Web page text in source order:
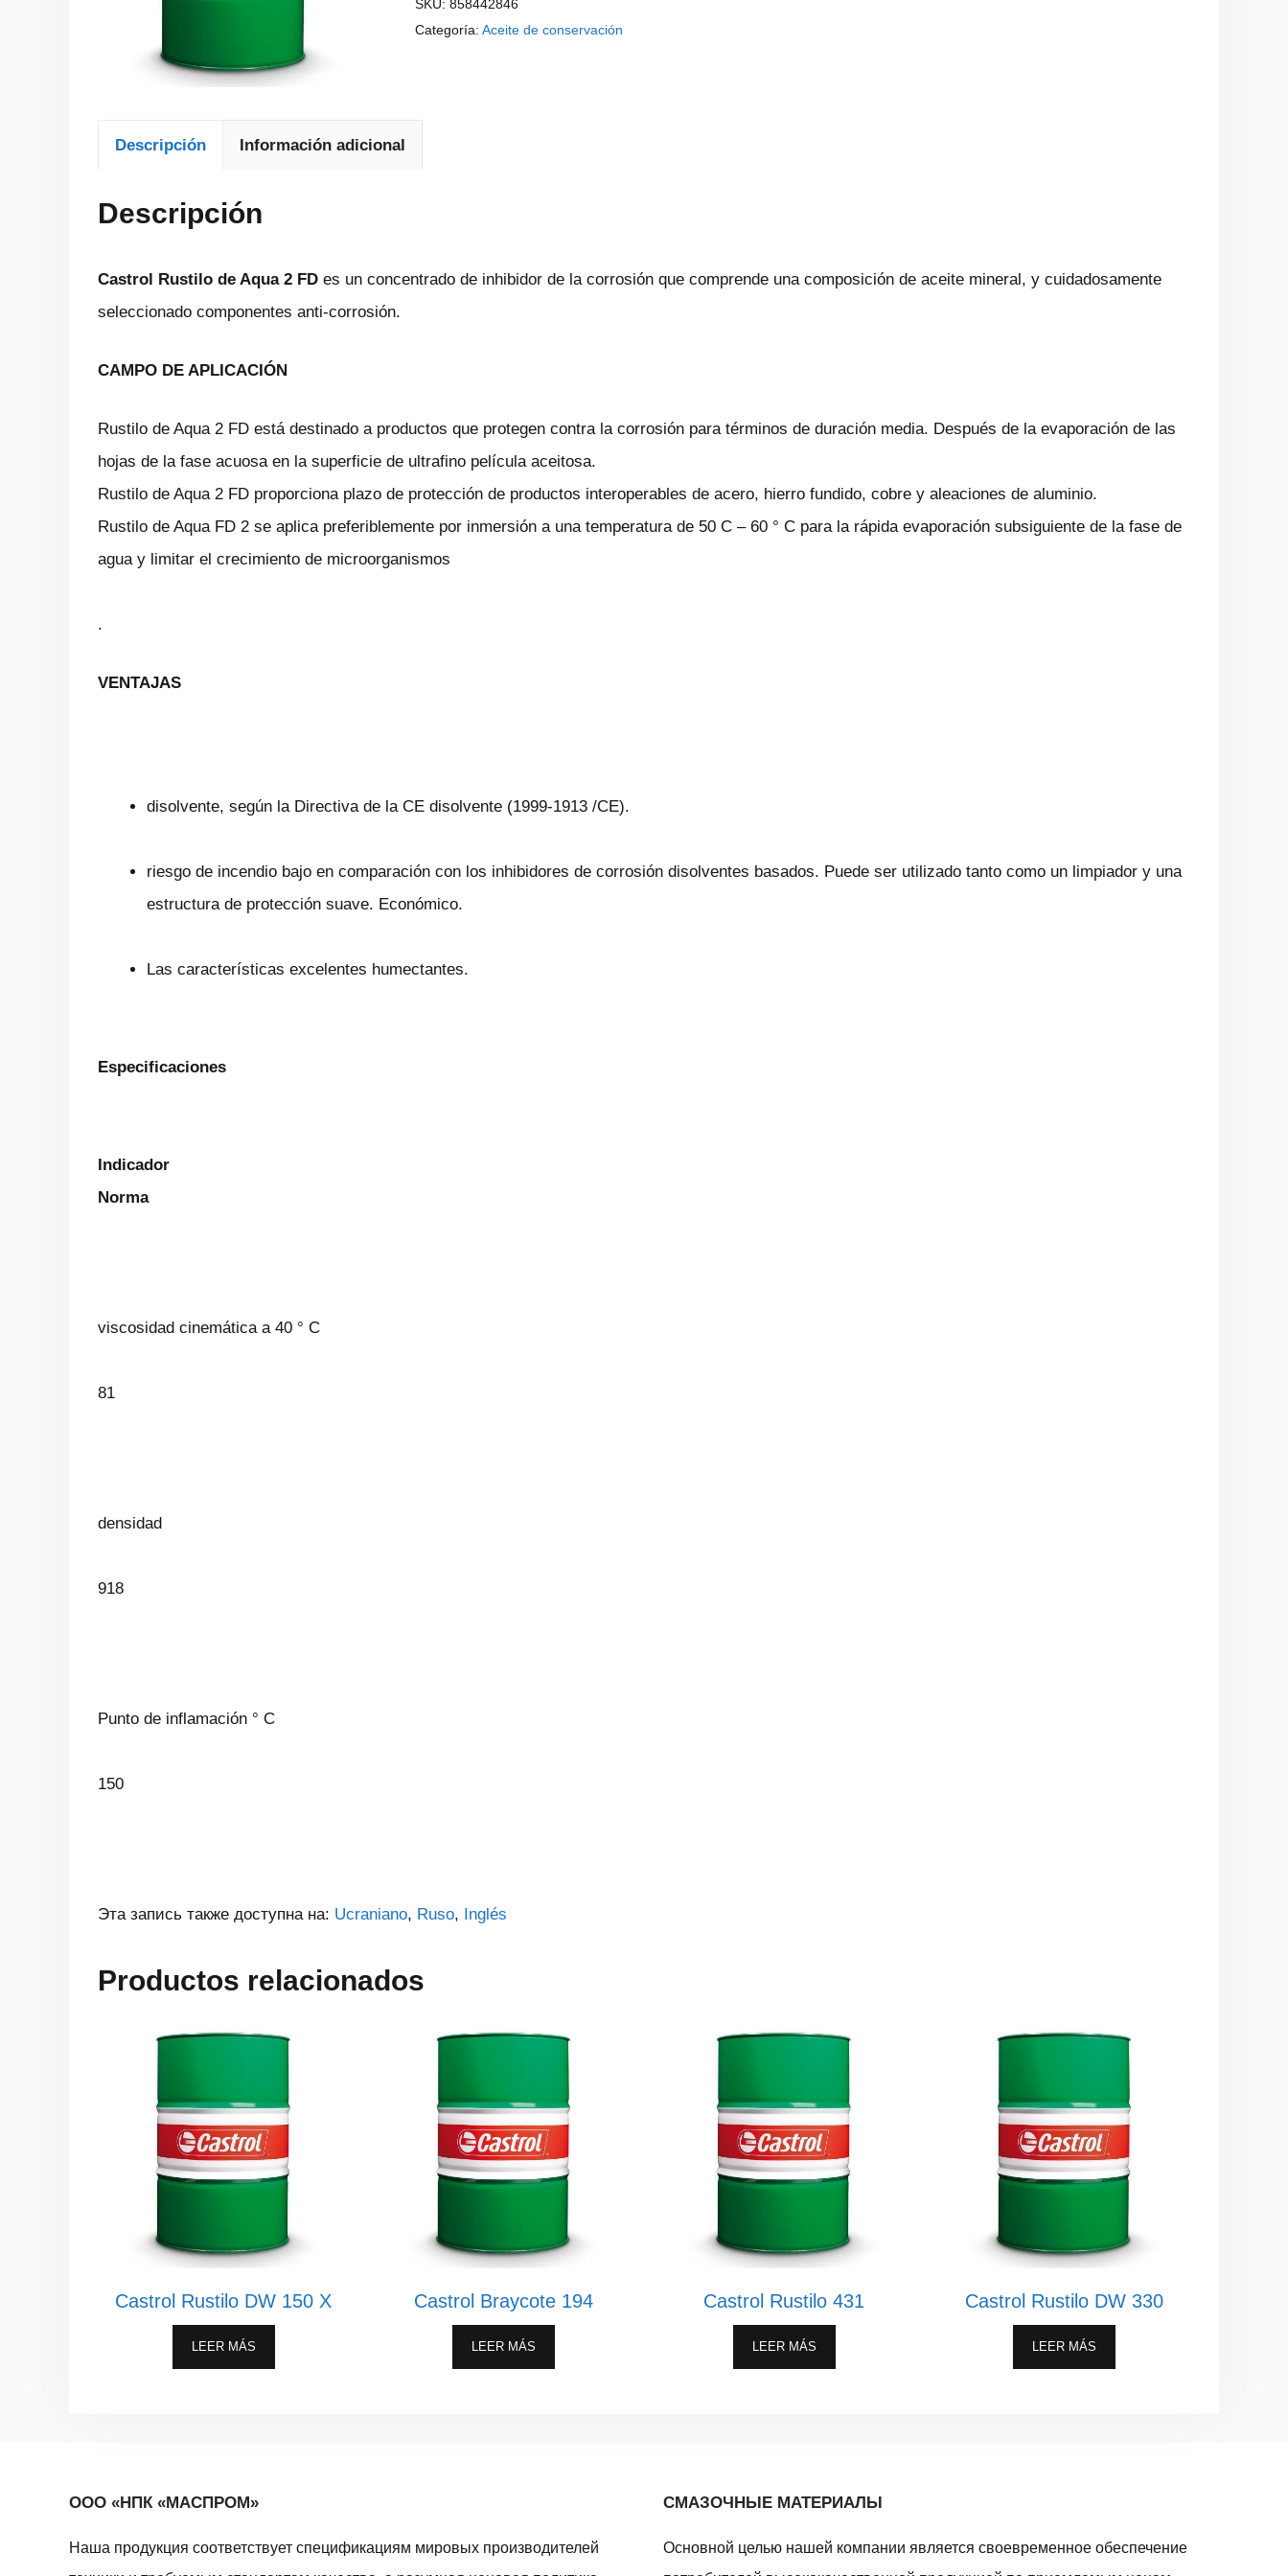
SKU: 858442846
Categoría: Aceite de conservación
Descripción Información adicional
Descripción
Castrol Rustilo de Aqua 2 FD es un concentrado de inhibidor de la corrosión que comprende una composición de aceite mineral, y cuidadosamente
seleccionado componentes anti-corrosión.
CAMPO DE APLICACIÓN
Rustilo de Aqua 2 FD está destinado a productos que protegen contra la corrosión para términos de duración media. Después de la evaporación de las
hojas de la fase acuosa en la superficie de ultrafino película aceitosa.
Rustilo de Aqua 2 FD proporciona plazo de protección de productos interoperables de acero, hierro fundido, cobre y aleaciones de aluminio.
Rustilo de Aqua FD 2 se aplica preferiblemente por inmersión a una temperatura de 50 C – 60 ° C para la rápida evaporación subsiguiente de la fase de
agua y limitar el crecimiento de microorganismos
.
VENTAJAS
disolvente, según la Directiva de la CE disolvente (1999-1913 /CE).
riesgo de incendio bajo en comparación con los inhibidores de corrosión disolventes basados. Puede ser utilizado tanto como un limpiador y una
estructura de protección suave. Económico.
Las características excelentes humectantes.
Especificaciones
Indicador
Norma
viscosidad cinemática a 40 ° C
81
densidad
918
Punto de inflamación ° C
150
Эта запись также доступна на: Ucraniano Ruso Inglés
Productos relacionados
Castrol Rustilo DW 150 X
LEER MÁS
Castrol Braycote 194
LEER MÁS
Castrol Rustilo 431
LEER MÁS
Castrol Rustilo DW 330
LEER MÁS
ООО «НПК «МАСПРОМ»
Наша продукция соответствует спецификациям мировых производителей
СМАЗОЧНЫЕ МАТЕРИАЛЫ
Основной целью нашей компании является своевременное обеспечение